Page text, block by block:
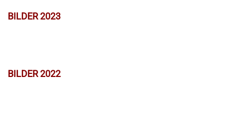
BILDER 2023
BILDER 2022